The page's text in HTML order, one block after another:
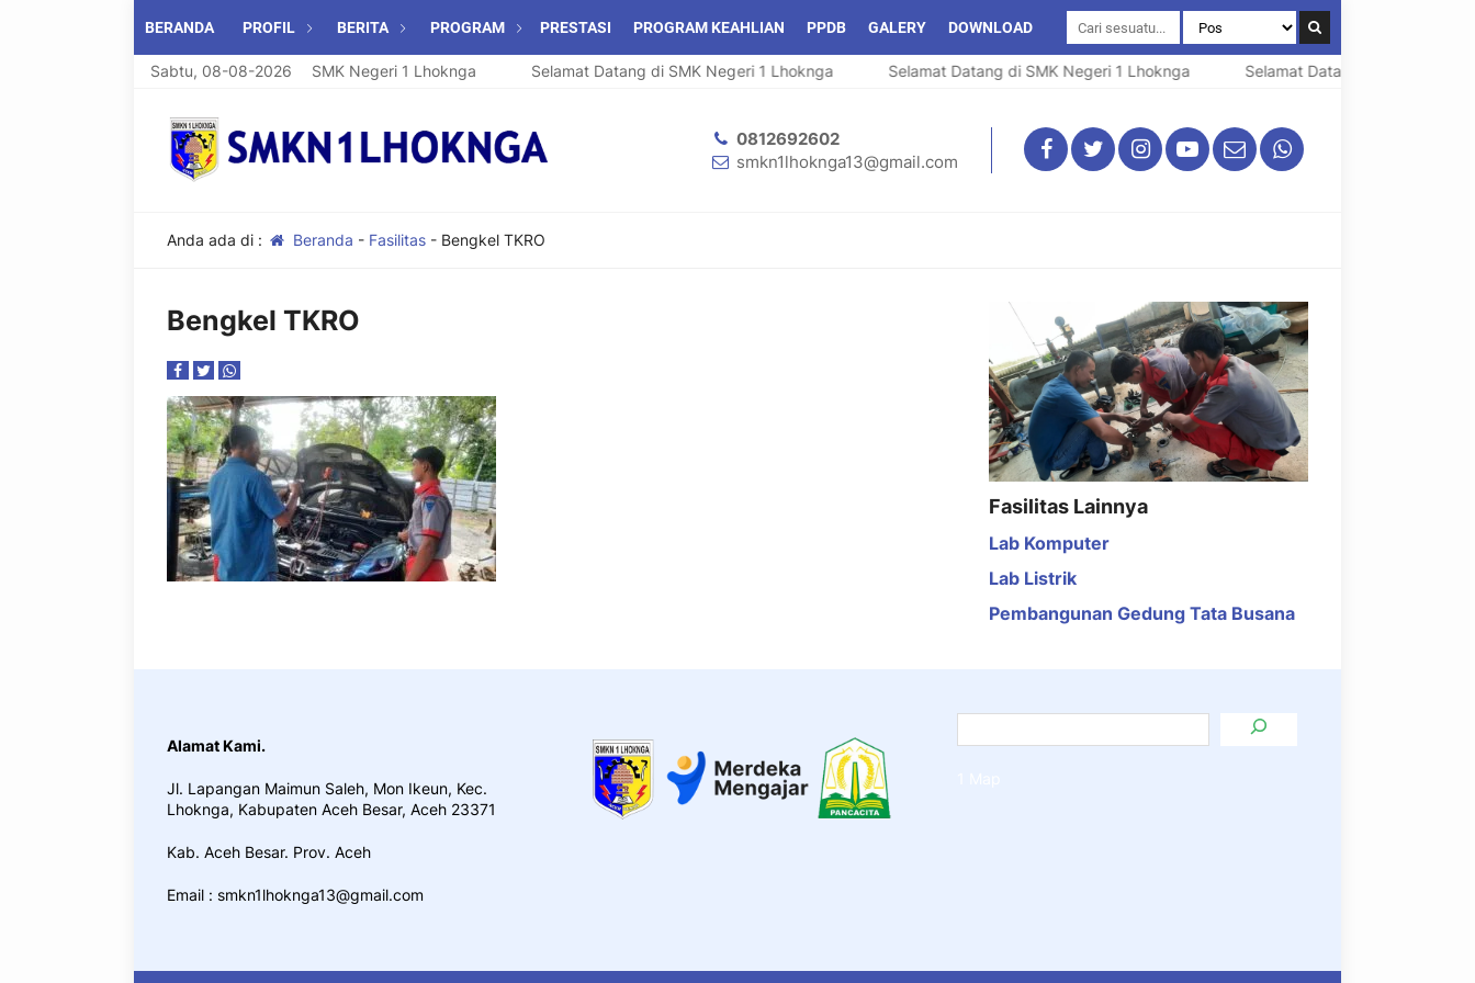
BERANDA PROFIL BERITA PROGRAM PRESTASI PROGRAM KEAHLIAN PPDB GALERY DOWNLOAD
Sabtu, 08-08-2026
Selamat Datang di SMK Negeri 1 Lhoknga Selamat Datang di SMK Negeri 1 Lhoknga Selamat Datang di SMK Negeri 1 Lhoknga Selamat Datang di SMK Negeri 1
0812692602
smkn1lhoknga13@gmail.com
Anda ada di : Beranda - Fasilitas- Bengkel TKRO
Bengkel TKRO
Fasilitas Lainnya
Lab Komputer
Lab Listrik
Pembangunan Gedung Tata Busana
Alamat Kami.
Jl. Lapangan Maimun Saleh, Mon Ikeun, Kec.
Lhoknga, Kabupaten Aceh Besar, Aceh 23371
Kab. Aceh Besar. Prov. Aceh
Email : smkn1lhoknga13@gmail.com